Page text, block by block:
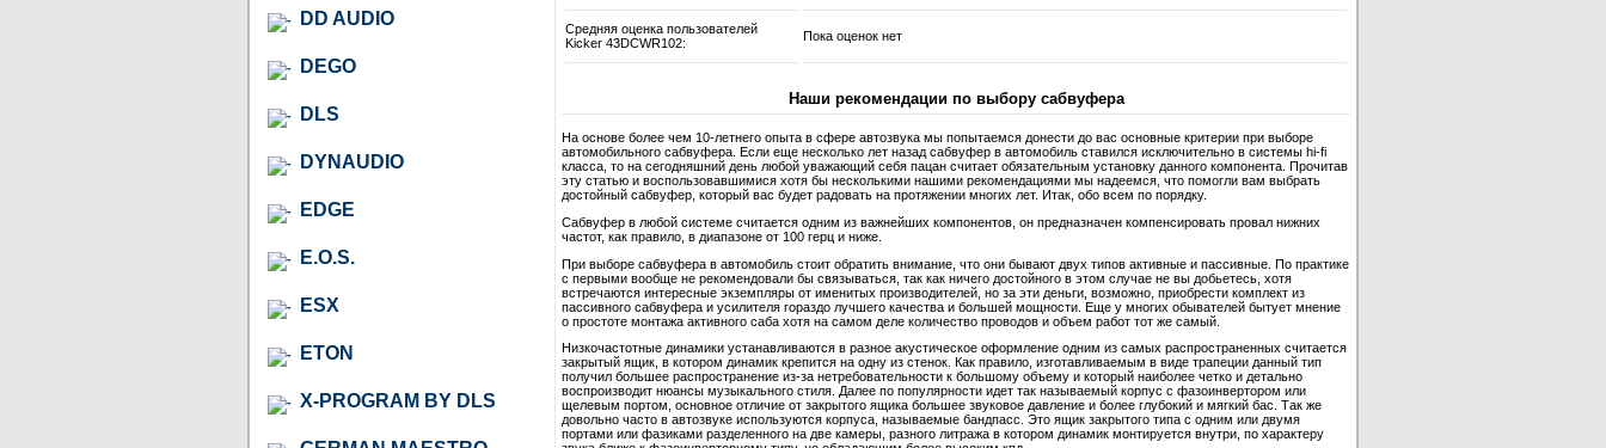
DD AUDIO
DEGO
DLS
DYNAUDIO
EDGE
E.O.S.
ESX
ETON
X-PROGRAM BY DLS
Средняя оценка пользователей
Kicker 43DCWR102:
Пока оценок нет
Наши рекомендации по выбору сабвуфера
На основе более чем 10-летнего опыта в сфере автозвука мы попытаемся донести до вас основные критерии при выборе
автомобильного сабвуфера. Если еще несколько лет назад сабвуфер в автомобиль ставился исключительно в системы hi-fi
класса, то на сегодняшний день любой уважающий себя пацан считает обязательным установку данного компонента. Прочитав
эту статью и воспользовавшимися хотя бы несколькими нашими рекомендациями мы надеемся, что помогли вам выбрать
достойный сабвуфер, который вас будет радовать на протяжении многих лет. Итак, обо всем по порядку.
Сабвуфер в любой системе считается одним из важнейших компонентов, он предназначен компенсировать провал нижних
частот, как правило, в диапазоне от 100 герц и ниже.
При выборе сабвуфера в автомобиль стоит обратить внимание, что они бывают двух типов активные и пассивные. По практике
с первыми вообще не рекомендовали бы связываться, так как ничего достойного в этом случае не вы добьетесь, хотя
встречаются интересные экземпляры от именитых производителей, но за эти деньги, возможно, приобрести комплект из
пассивного сабвуфера и усилителя гораздо лучшего качества и большей мощности. Еще у многих обывателей бытует мнение
о простоте монтажа активного саба хотя на самом деле количество проводов и объем работ тот же самый.
Низкочастотные динамики устанавливаются в разное акустическое оформление одним из самых распространенных считается
закрытый ящик, в котором динамик крепится на одну из стенок. Как правило, изготавливаемым в виде трапеции данный тип
получил большее распространение из-за нетребовательности к большому объему и который наиболее четко и детально
воспроизводит нюансы музыкального стиля. Далее по популярности идет так называемый корпус с фазоинвертором или
щелевым портом, основное отличие от закрытого ящика большее звуковое давление и более глубокий и мягкий бас. Так же
довольно часто в автозвуке используются корпуса, называемые бандпасс. Это ящик закрытого типа с одним или двумя
портами или фазиками разделенного на две камеры, разного литража в котором динамик монтируется внутри, по характеру